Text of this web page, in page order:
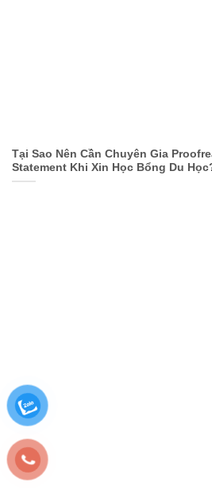
Tại Sao Nên Cần Chuyên Gia
Statement Khi Xin Học Bổng Du